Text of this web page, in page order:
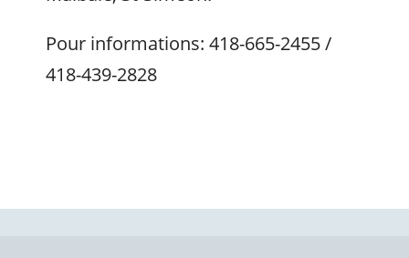
Pour informations: 418-665-2455 /
418-439-2828